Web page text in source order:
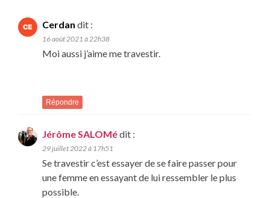
Cerdan dit :
16 août 2021 à 22h38
Moi aussi j’aime me travestir.
Répondre
Jérôme SALOMédit :
29 juillet 2022 à 17h51
Se travestir c’est essayer de se faire passer pour
une femme en essayant de lui ressembler le plus
possible.